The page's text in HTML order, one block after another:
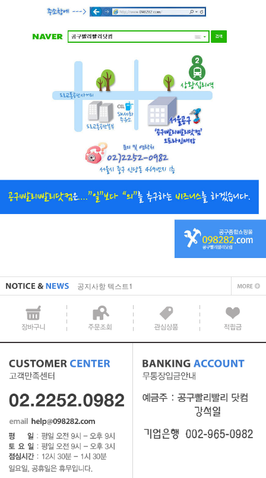
공지사항 텍스트1
직접 입력해주셔야 합니다.
공지사항 텍스트1